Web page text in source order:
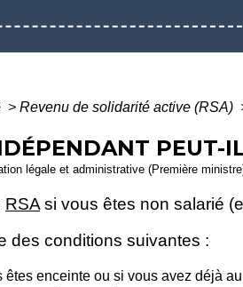
> Revenu de solidarité active (RSA)
PEUT-
légale et administrative (Première
RSA si vous êtes non salarié
des conditions suivantes :
enceinte ou si vous avez déjà